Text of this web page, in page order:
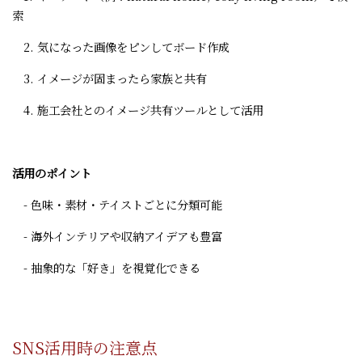
索
2. 気になった画像をピンしてボード作成
3. イメージが固まったら家族と共有
4. 施工会社とのイメージ共有ツールとして活用
活用のポイント
- 色味・素材・テイストごとに分類可能
- 海外インテリアや収納アイデアも豊富
- 抽象的な「好き」を視覚化できる
SNS活用時の注意点